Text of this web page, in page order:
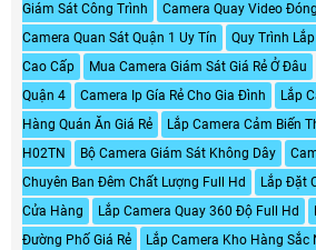
Giám Sát Công Trình
Camera Quay Video
Camera Quan Sát Quận 1 Uy Tín
Quy Trình
Cao Cấp
Mua Camera Giám Sát Giá Rẻ Ở Đâu
Quận 4
Camera Ip Gía Rẻ Cho Gia Đình
Lắp
Hàng Quán Ăn Giá Rẻ
Lắp Camera Cảm Biến
H02TN
Bộ Camera Giám Sát Không Dây
Chuyên Ban Đêm Chất Lượng Full Hd
Lắp Đặt
Cửa Hàng
Lắp Camera Quay 360 Độ Full Hd
Đường Phố Giá Rẻ
Lắp Camera Kho Hàng Sắc